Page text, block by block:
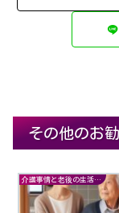
その他のお
介護事情と老後の生活の知恵